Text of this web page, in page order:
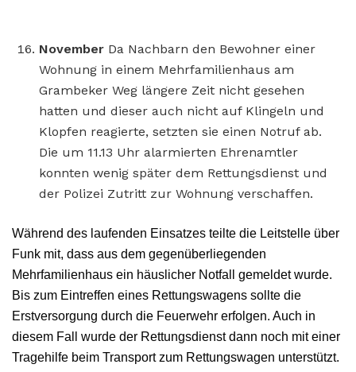
November Da Nachbarn den Bewohner einer
Wohnung in einem Mehrfamilienhaus am
Grambeker Weg längere Zeit nicht gesehen
hatten und dieser auch nicht auf Klingeln und
Klopfen reagierte, setzten sie einen Notruf ab.
Die um 11.13 Uhr alarmierten Ehrenamtler
konnten wenig später dem Rettungsdienst und
der Polizei Zutritt zur Wohnung verschaffen.
Während des laufenden Einsatzes teilte die Leitstelle über
Funk mit, dass aus dem gegenüberliegenden
Mehrfamilienhaus ein häuslicher Notfall gemeldet wurde.
Bis zum Eintreffen eines Rettungswagens sollte die
Erstversorgung durch die Feuerwehr erfolgen. Auch in
diesem Fall wurde der Rettungsdienst dann noch mit einer
Tragehilfe beim Transport zum Rettungswagen unterstützt.